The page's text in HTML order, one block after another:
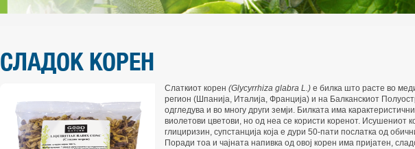
СЛАДОК КОРЕН
Слаткиот корен (Glycyrrhiza glabra L.) е билка што расте во
регион (Шпанија, Италија, Франција) и на Балканскиот
одгледува и во многу други земји. Билката има
виолетови цветови, но од неа се користи коренот. Исушениот
глициризин, супстанција која е дури 50-пати послатка од
Поради тоа и чајната напивка од овој корен има пријатен,